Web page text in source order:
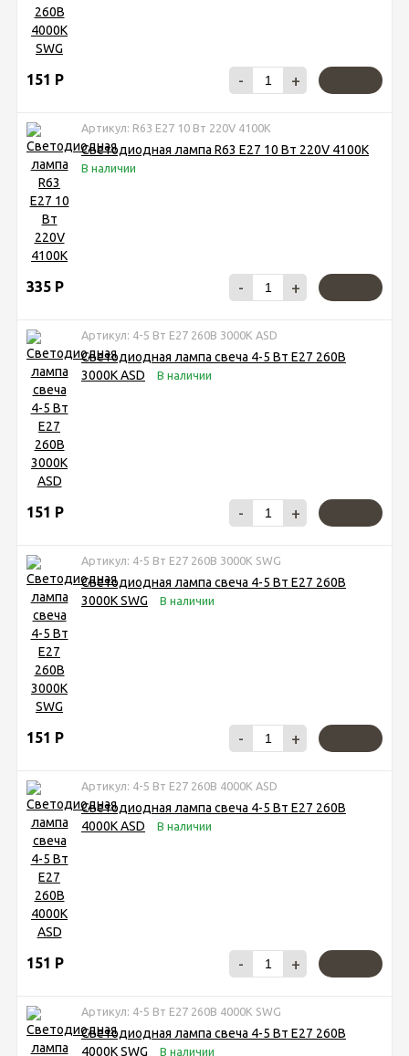
151 Р - +
Артикул: R63 E27 10 Вт 220V 4100K
Светодиодная лампа R63 E27 10 Вт 220V 4100K
В наличии
335 Р - +
Артикул: 4-5 Вт Е27 260В 3000К ASD
Светодиодная лампа свеча 4-5 Вт Е27 260В
3000К ASD
В наличии
151 Р - +
Артикул: 4-5 Вт Е27 260В 3000К SWG
Светодиодная лампа свеча 4-5 Вт Е27 260В
3000К SWG
В наличии
151 Р - +
Артикул: 4-5 Вт Е27 260В 4000К ASD
Светодиодная лампа свеча 4-5 Вт Е27 260В
4000К ASD
В наличии
151 Р - +
Артикул: 4-5 Вт Е27 260В 4000К SWG
Светодиодная лампа свеча 4-5 Вт Е27 260В
4000К SWG
В наличии